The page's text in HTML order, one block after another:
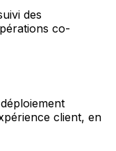
des
co-
client, en